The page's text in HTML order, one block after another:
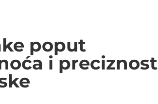
poput
i preciznost